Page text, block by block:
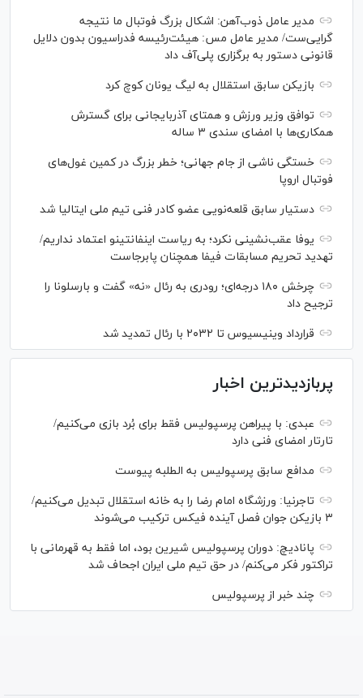
مدیر عامل ذوب‌آهن: اشکال بزرگ فوتبال ما نتیجه
گرایی‌ست/ مدیر عامل مس: هیئت‌رئیسه فدراسیون بدون دلایل
قانونی دستور به برگزاری پلی‌آف داد
بازیکن سابق استقلال به لیگ یونان کوچ کرد
توافق وزیر ورزش و همتای آذربایجانی برای گسترش
همکاری‌ها با امضای سندی ۳ ساله
خستگی ناشی از جام جهانی؛ خطر بزرگ در کمین غول‌های
فوتبال اروپا
دستیار سابق قلعه‌نویی عضو کادر فنی تیم ملی ایتالیا شد
یوفا عقب‌نشینی نکرد؛ به ریاست اینفانتینو اعتماد نداریم/
تهدید تحریم مسابقات فیفا همچنان پابرجاست
چرخش ۱۸۰ درجه‌ای؛ رودری به رئال «نه» گفت و بارسلونا را
ترجیح داد
قرارداد وینیسیوس تا ۲۰۳۲ با رئال‌ تمدید شد
پربازدیدترین اخبار
عبدی: با پیراهن پرسپولیس فقط برای بُرد بازی می‌کنیم/
تارتار امضای فنی دارد
مدافع سابق پرسپولیس به الطلبه پیوست
تاجرنیا: ورزشگاه امام رضا را به خانه استقلال تبدیل می‌کنیم/
۳ بازیکن جوان فصل آینده فیکس ترکیب می‌شوند
پانادیچ: دوران پرسپولیس شیرین بود، اما فقط به قهرمانی با
تراکتور فکر می‌کنم/ در حق تیم ملی ایران اجحاف شد
چند خبر از پرسپولیس